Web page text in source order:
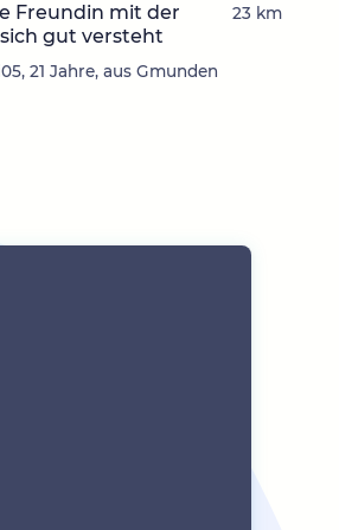
Freundin mit der
gut versteht
21 Jahre, aus Gmunden
23 km